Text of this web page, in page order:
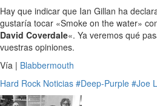
Hay que indicar que Ian Gillan ha
gustaría tocar «Smoke on the water»
David Coverdale«. Ya veremos qué
vuestras opiniones.
Vía | Blabbermouth
Hard Rock Noticias #Deep-Purple #Joe